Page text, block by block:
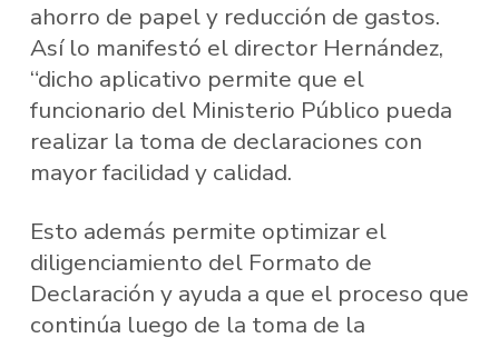
ahorro de papel y reducción de gastos.
Así lo manifestó el director Hernández,
“dicho aplicativo permite que el
funcionario del Ministerio Público pueda
realizar la toma de declaraciones con
mayor facilidad y calidad.
Esto además permite optimizar el
diligenciamiento del Formato de
Declaración y ayuda a que el proceso que
continúa luego de la toma de la